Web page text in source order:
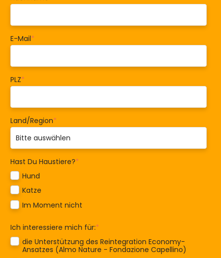
E-Mail*
PLZ*
Land/Region*
Hast Du Haustiere?*
Hund
Katze
Im Moment nicht
Ich interessiere mich für:*
die Unterstützung des Reintegration Economy-
Ansatzes (Almo Nature - Fondazione Capellino)